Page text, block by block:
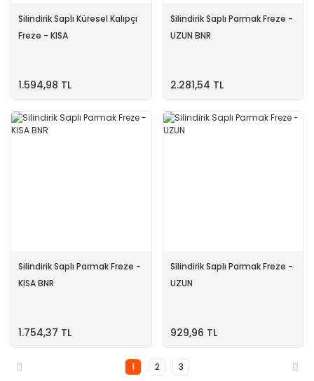
Silindirik Saplı Küresel Kalıpçı
Freze - KISA
1.594,98 TL
Silindirik Saplı Parmak Freze -
UZUN BNR
2.281,54 TL
Silindirik Saplı Parmak Freze -
KISA BNR
1.754,37 TL
Silindirik Saplı Parmak Freze -
UZUN
929,96 TL
1 2 3